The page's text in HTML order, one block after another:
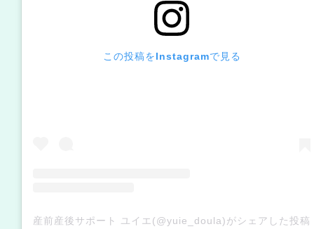
この投稿をInstagramで見る
産前産後サポート ユイエ(@yuie_doula)がシェアした投稿